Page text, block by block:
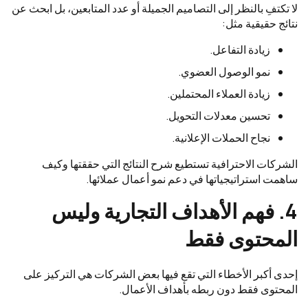
لا تكتفِ بالنظر إلى التصاميم الجميلة أو عدد المتابعين، بل ابحث عن
نتائج حقيقية مثل:
زيادة التفاعل.
نمو الوصول العضوي.
زيادة العملاء المحتملين.
تحسين معدلات التحويل.
نجاح الحملات الإعلانية.
الشركات الاحترافية تستطيع شرح النتائج التي حققتها وكيف
ساهمت استراتيجياتها في دعم نمو أعمال عملائها.
4. فهم الأهداف التجارية وليس
المحتوى فقط
إحدى أكبر الأخطاء التي تقع فيها بعض الشركات هي التركيز على
المحتوى فقط دون ربطه بأهداف الأعمال.